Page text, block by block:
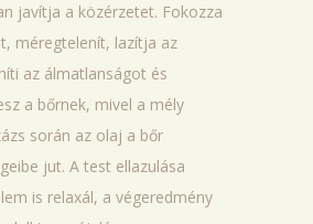
javítja a közérzetet. Fokozza
méregtelenít, lazítja az
az álmatlanságot és
a bőrnek, mivel a mély
során az olaj a bőr
jut. A test ellazulása
is relaxál, a végeredmény